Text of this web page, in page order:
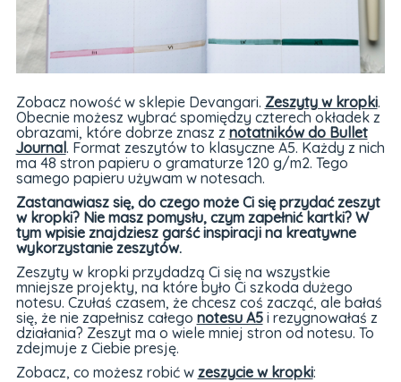
Zobacz nowość w sklepie Devangari. Zeszyty w kropki.
Obecnie możesz wybrać spomiędzy czterech okładek z
obrazami, które dobrze znasz z notatników do Bullet
Journal. Format zeszytów to klasyczne A5. Każdy z nich
ma 48 stron papieru o gramaturze 120 g/m2. Tego
samego papieru używam w notesach.
Zastanawiasz się, do czego może Ci się przydać zeszyt
w kropki? Nie masz pomysłu, czym zapełnić kartki? W
tym wpisie znajdziesz garść inspiracji na kreatywne
wykorzystanie zeszytów.
Zeszyty w kropki przydadzą Ci się na wszystkie
mniejsze projekty, na które było Ci szkoda dużego
notesu. Czułaś czasem, że chcesz coś zacząć, ale bałaś
się, że nie zapełnisz całego notesu A5i rezygnowałaś z
działania? Zeszyt ma o wiele mniej stron od notesu. To
zdejmuje z Ciebie presję.
Zobacz, co możesz robić w zeszycie w kropki: